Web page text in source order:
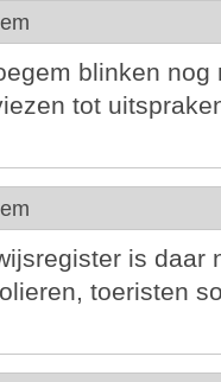
blinken
tot
is daar
toeristen